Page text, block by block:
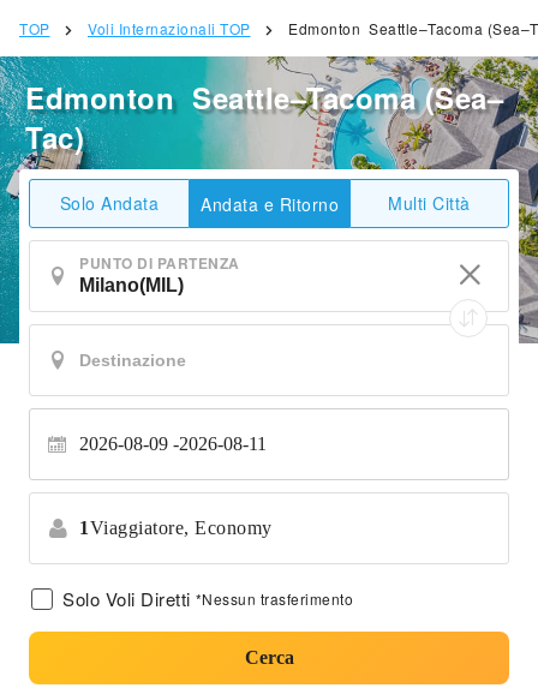
TOP Voli Internazionali TOP Edmonton Seattle–Tacoma
Edmonton Seattle–Tacoma (Sea–
Tac)
Solo Andata Andata e Ritorno Multi Città
PUNTO DI PARTENZA
2026-08-09 2026-08-11
1Viaggiatore, Economy
Solo Voli Diretti *Nessun trasferimento
Cerca